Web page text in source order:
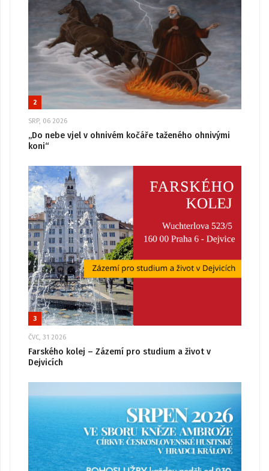
2
SRP, 06 2026
„Do nebe vjel v ohnivém kočáře taženého ohnivými
koni“
3
ČVC, 31 2026
Farského kolej – Zázemí pro studium a život v
Dejvicích